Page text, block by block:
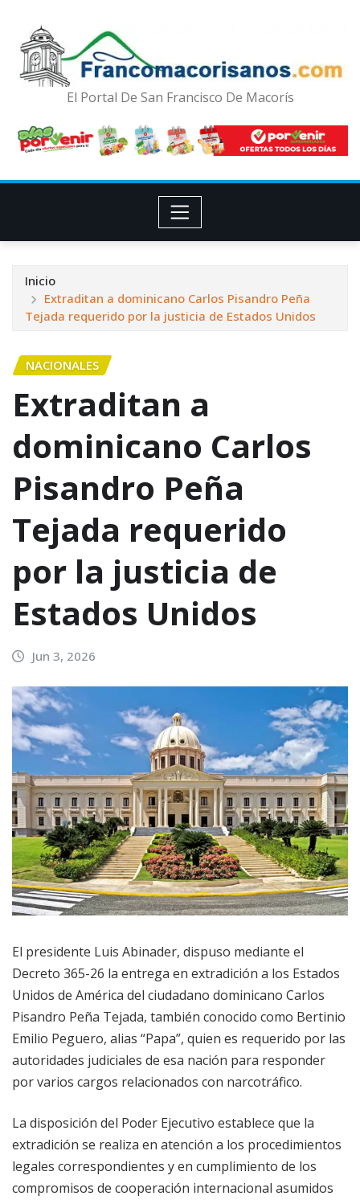
El Portal De San Francisco De Macorís
Inicio
Extraditan a dominicano Carlos Pisandro Peña
Tejada requerido por la justicia de Estados Unidos
NACIONALES
Extraditan a
dominicano Carlos
Pisandro Peña
Tejada requerido
por la justicia de
Estados Unidos
Jun 3, 2026
El presidente Luis Abinader, dispuso mediante el
Decreto 365-26 la entrega en extradición a los Estados
Unidos de América del ciudadano dominicano Carlos
Pisandro Peña Tejada, también conocido como Bertinio
Emilio Peguero, alias “Papa”, quien es requerido por las
autoridades judiciales de esa nación para responder
por varios cargos relacionados con narcotráfico.
La disposición del Poder Ejecutivo establece que la
extradición se realiza en atención a los procedimientos
legales correspondientes y en cumplimiento de los
compromisos de cooperación internacional asumidos